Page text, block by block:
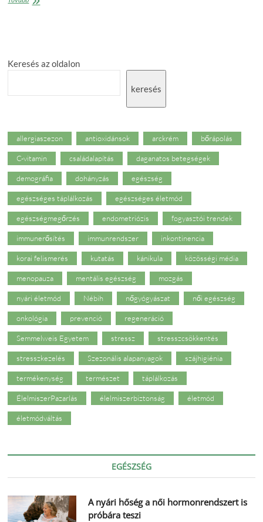
fejbőrre?
–
legjobb
Keresés az oldalon
keresés
allergiaszezon antioxidánsok arckrém bőrápolás
C-vitamin családalapítás daganatos betegségek
demográfia dohányzás egészség
egészséges táplálkozás egészséges életmód
egészségmegőrzés endometriózis fogyasztói trendek
immunerősítés immunrendszer inkontinencia
korai felismerés kutatás kánikula közösségi média
menopauza mentális egészség mozgás
nyári életmód Nébih nőgyógyászat női egészség
onkológia prevenció regeneráció
Semmelweis Egyetem stressz stresszcsökkentés
stresszkezelés Szezonális alapanyagok szájhigiénia
termékenység természet táplálkozás
ÉlelmiszerPazarlás élelmiszerbiztonság életmód
életmódváltás
EGÉSZSÉG
A nyári hőség a női hormonrendszert is
próbára teszi